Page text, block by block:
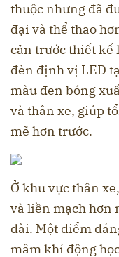
thuộc nhưng đã
đại và thể thao
cản trước thiết kế
đèn định vị LED
màu đen bóng
và thân xe, giúp
mẽ hơn trước.
Ở khu vực thân
và liền mạch hơn
dài. Một điểm
mâm khí động